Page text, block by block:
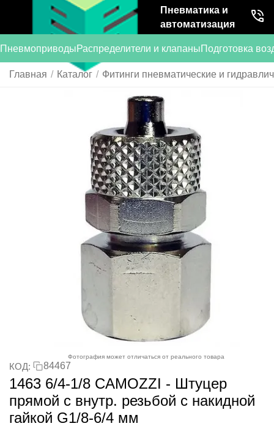
Пневматика и
автоматизация
ПневмоприводыРаспределители и клапаныПодготовка
Главная / Каталог / Фитинги пневматические и
Фотография может отличаться от реального товара
КОД: 84467
1463 6/4-1/8 CAMOZZI - Штуцер
прямой с внутр. резьбой с накидной
гайкой G1/8-6/4 мм